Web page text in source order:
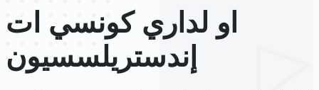
او لداري كونسي ات
إندستريلسسيون